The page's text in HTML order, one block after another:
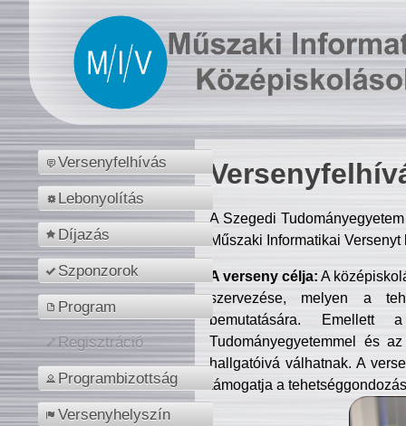
Versenyfelhívás
Lebonyolítás
Díjazás
Szponzorok
Program
Regisztráció
Programbizottság
Versenyhelyszín
A Szegedi
Műszaki Informatikai
A verseny célja: A
szervezése, melyen a
bemutatására. Emellett
Tudományegyetemmel és
hallgatóivá válhatnak. A
támogatja a